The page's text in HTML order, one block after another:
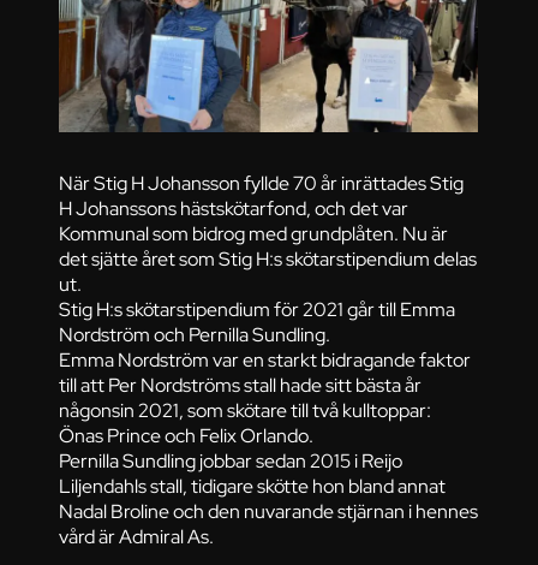
När Stig H Johansson fyllde 70 år inrättades Stig
H Johanssons hästskötarfond, och det var
Kommunal som bidrog med grundplåten. Nu är
det sjätte året som Stig H:s skötarstipendium delas
ut.
Stig H:s skötarstipendium för 2021 går till Emma
Nordström och Pernilla Sundling.
Emma Nordström var en starkt bidragande faktor
till att Per Nordströms stall hade sitt bästa år
någonsin 2021, som skötare till två kulltoppar:
Önas Prince och Felix Orlando.
Pernilla Sundling jobbar sedan 2015 i Reijo
Liljendahls stall, tidigare skötte hon bland annat
Nadal Broline och den nuvarande stjärnan i hennes
vård är Admiral As.